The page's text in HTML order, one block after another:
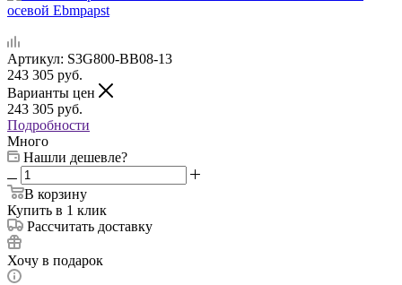
Артикул: S3G800-BB08-13
243 305 руб.
Варианты цен
243 305 руб.
Подробности
Много
Нашли дешевле?
В корзину
Купить в 1 клик
Рассчитать доставку
Хочу в подарок